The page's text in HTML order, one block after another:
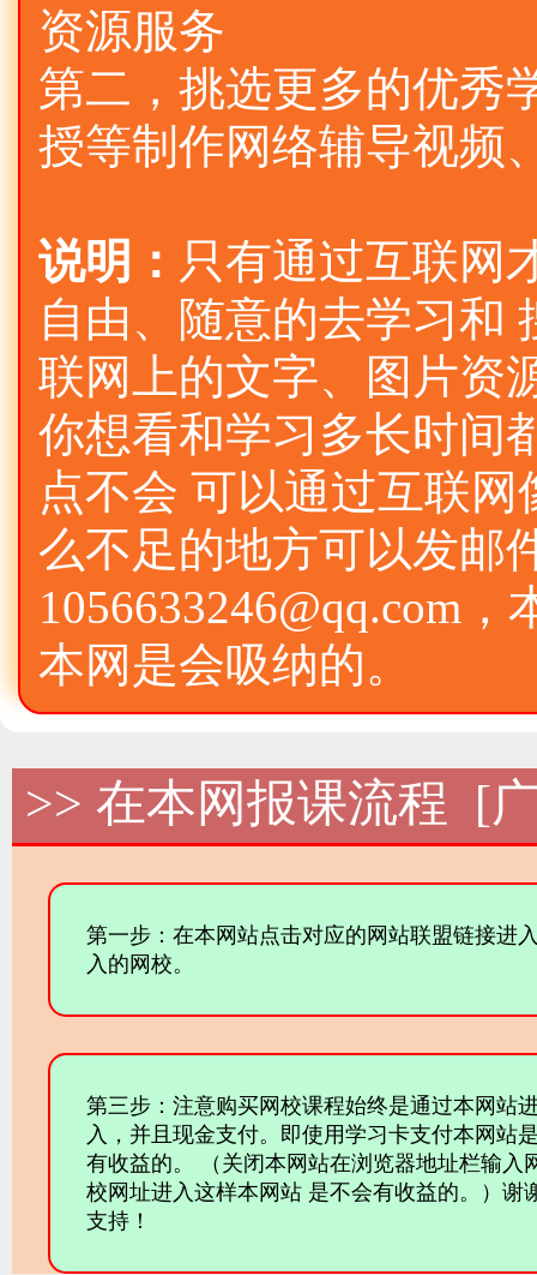
资源服务
第二，挑选更多的优秀
授等制作网络辅导视频
说明： 只有通过互联网
自由、随意的去学习和
联网上的文字、图片资
你想看和学习多长时间
点不会 可以通过互联
么不足的地方可以发邮
1056633246@qq.com
本网是会吸纳的。
>> 在本网报课流程 [
第一步：在本网站点击对应的网站联盟链接进
入的网校。
第三步：注意购买网校课程始终是通过本网站
入，并且现金支付。即使用学习卡支付本网站
有收益的。 （关闭本网站在浏览器地址栏输入
校网址进入这样本网站 是不会有收益的。）谢
支持！